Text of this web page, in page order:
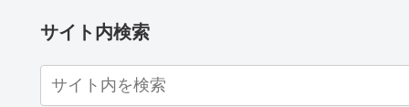
サイト内検索